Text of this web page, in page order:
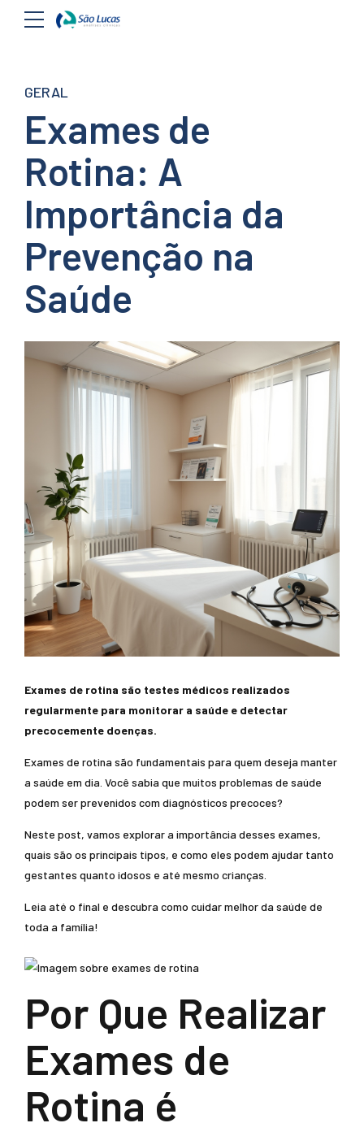
GERAL
Exames de
Rotina: A
Importância da
Prevenção na
Saúde
Exames de rotina são testes médicos realizados
regularmente para monitorar a saúde e detectar
precocemente doenças.
Exames de rotina são fundamentais para quem deseja manter
a saúde em dia. Você sabia que muitos problemas de saúde
podem ser prevenidos com diagnósticos precoces?
Neste post, vamos explorar a importância desses exames,
quais são os principais tipos, e como eles podem ajudar tanto
gestantes quanto idosos e até mesmo crianças.
Leia até o final e descubra como cuidar melhor da saúde de
toda a família!
Por Que Realizar
Exames de
Rotina é